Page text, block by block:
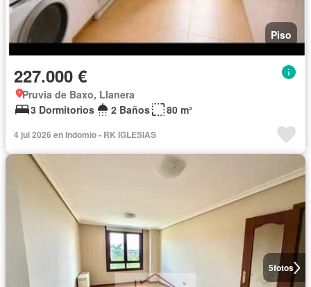
Piso
227.000 €
Pruvia de Baxo, Llanera
3 Dormitorios
2 Baños 80 m²
4 jul 2026 en Indomio - RK IGLESIAS
5fotos